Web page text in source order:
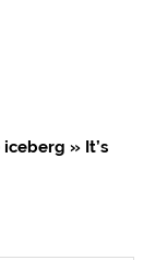
» It’s